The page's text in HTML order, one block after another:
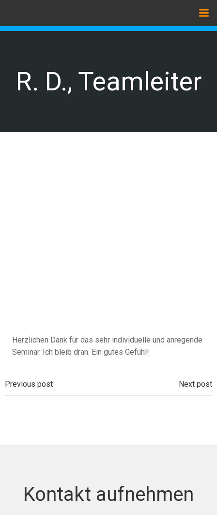
springen
R. D., Teamleiter
Herzlichen Dank für das sehr individuelle und anregende
Seminar. Ich bleib dran. Ein gutes Gefühl!
Beitragsnavigation
Previous post Next post
Kontakt aufnehmen